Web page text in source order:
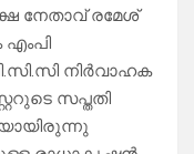
നേതാവ് രമേശ്
നിർവാഹക
സപ്തതി